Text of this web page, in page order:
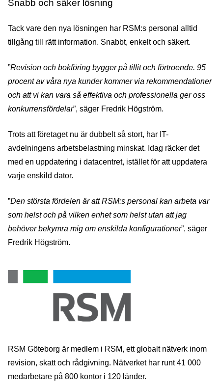
Snabb och säker lösning
Tack vare den nya lösningen har RSM:s personal alltid
tillgång till rätt information. Snabbt, enkelt och säkert.
”Revision och bokföring bygger på tillit och förtroende. 95
procent av våra nya kunder kommer via rekommendationer
och att vi kan vara så effektiva och professionella ger oss
konkurrensfördelar”, säger Fredrik Högström.
Trots att företaget nu är dubbelt så stort, har IT-
avdelningens arbetsbelastning minskat. Idag räcker det
med en uppdatering i datacentret, istället för att uppdatera
varje enskild dator.
”Den största fördelen är att RSM:s personal kan arbeta var
som helst och på vilken enhet som helst utan att jag
behöver bekymra mig om enskilda konfigurationer”, säger
Fredrik Högström.
RSM Göteborg är medlem i RSM, ett globalt nätverk inom
revision, skatt och rådgivning. Nätverket har runt 41 000
medarbetare på 800 kontor i 120 länder.